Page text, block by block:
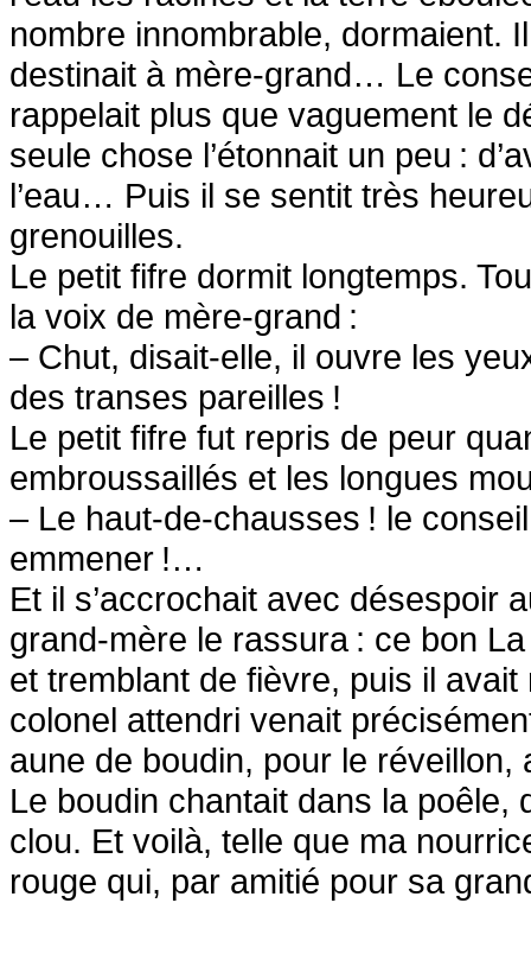
nombre innombrable, dormaient.
destinait à mère-grand… Le
rappelait plus que vaguement le
seule chose l’étonnait un peu :
l’eau… Puis il se sentit très
grenouilles.
Le petit fifre dormit longtemps.
la voix de mère-grand :
– Chut, disait-elle, il ouvre les
des transes pareilles !
Le petit fifre fut repris de peur
embroussaillés et les longues
– Le haut-de-chausses ! le
emmener !…
Et il s’accrochait avec désespoir
grand-mère le rassura : ce bon
et tremblant de fièvre, puis il
colonel attendri venait
aune de boudin, pour le
Le boudin chantait dans la
clou. Et voilà, telle que ma
rouge qui, par amitié pour sa